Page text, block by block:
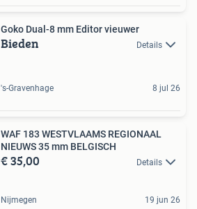
Goko Dual-8 mm Editor vieuwer
Bieden Details
's-Gravenhage 8 jul 26
WAF 183 WESTVLAAMS REGIONAAL
NIEUWS 35 mm BELGISCH
€ 35,00 Details
Nijmegen 19 jun 26